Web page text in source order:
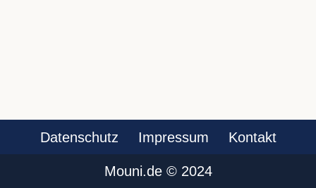
Datenschutz Impressum Kontakt
Mouni.de ©️ 2024